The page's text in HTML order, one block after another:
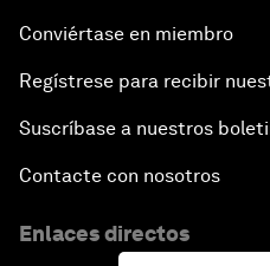
Conviértase en miembro
Regístrese para recibir
Suscríbase a nuestros
Contacte con nosotros
Enlaces directos